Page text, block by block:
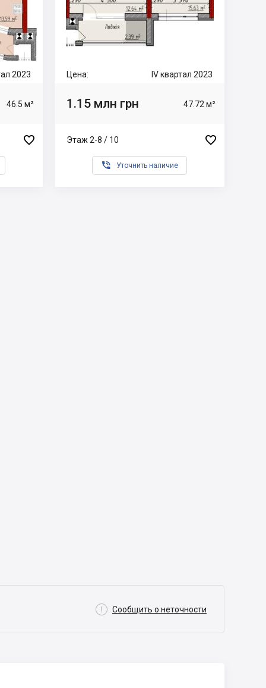
2023
46.5 м²

Цена: IV квартал 2023
1.15 млн грн 47.72 м²
Этаж 2-8 / 10 
 Уточнить наличие
 Сообщить о неточности